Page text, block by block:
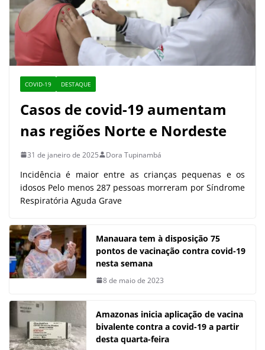
COVID-19 DESTAQUE
Casos de covid-19 aumentam
nas regiões Norte e Nordeste
31 de janeiro de 2025 Dora Tupinambá
Incidência é maior entre as crianças pequenas e os
idosos Pelo menos 287 pessoas morreram por Síndrome
Respiratória Aguda Grave
Manauara tem à disposição 75
pontos de vacinação contra covid-19
nesta semana
8 de maio de 2023
Amazonas inicia aplicação de vacina
bivalente contra a covid-19 a partir
desta quarta-feira